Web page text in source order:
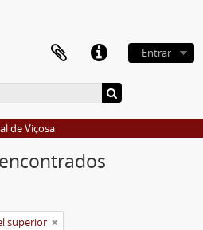
Entrar
de Viçosa
superior